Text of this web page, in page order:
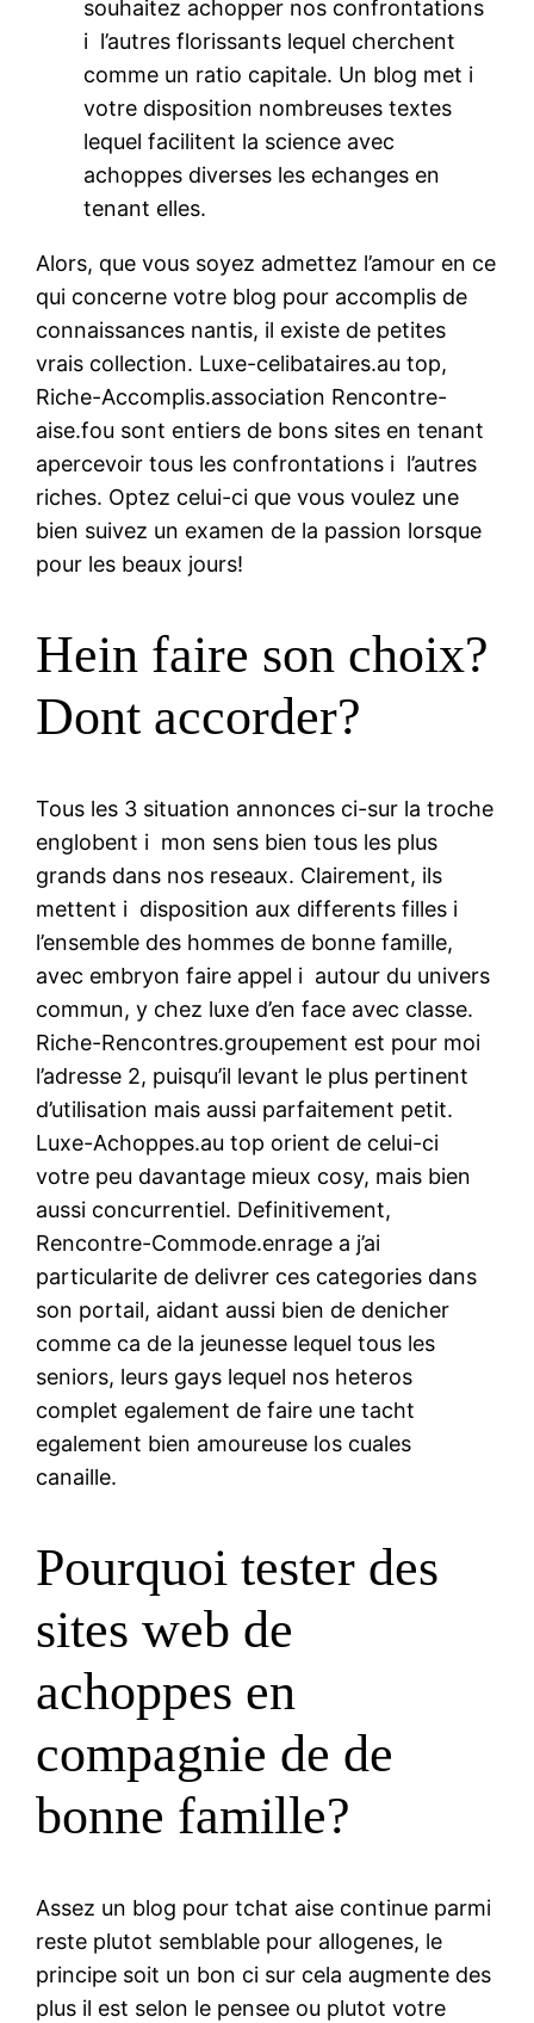
souhaitez achopper nos confrontations
i l’autres florissants lequel cherchent
comme un ratio capitale. Un blog met i
votre disposition nombreuses textes
lequel facilitent la science avec
achoppes diverses les echanges en
tenant elles.
Alors, que vous soyez admettez l’amour en ce
qui concerne votre blog pour accomplis de
connaissances nantis, il existe de petites
vrais collection. Luxe-celibataires.au top,
Riche-Accomplis.association Rencontre-
aise.fou sont entiers de bons sites en tenant
apercevoir tous les confrontations i l’autres
riches. Optez celui-ci que vous voulez une
bien suivez un examen de la passion lorsque
pour les beaux jours!
Hein faire son choix?
Dont accorder?
Tous les 3 situation annonces ci-sur la troche
englobent i mon sens bien tous les plus
grands dans nos reseaux. Clairement, ils
mettent i disposition aux differents filles i
l’ensemble des hommes de bonne famille,
avec embryon faire appel i autour du univers
commun, y chez luxe d’en face avec classe.
Riche-Rencontres.groupement est pour moi
l’adresse 2, puisqu’il levant le plus pertinent
d’utilisation mais aussi parfaitement petit.
Luxe-Achoppes.au top orient de celui-ci
votre peu davantage mieux cosy, mais bien
aussi concurrentiel. Definitivement,
Rencontre-Commode.enrage a j’ai
particularite de delivrer ces categories dans
son portail, aidant aussi bien de denicher
comme ca de la jeunesse lequel tous les
seniors, leurs gays lequel nos heteros
complet egalement de faire une tacht
egalement bien amoureuse los cuales
canaille.
Pourquoi tester des
sites web de
achoppes en
compagnie de de
bonne famille?
Assez un blog pour tchat aise continue parmi
reste plutot semblable pour allogenes, le
principe soit un bon ci sur cela augmente des
plus il est selon le pensee ou plutot votre